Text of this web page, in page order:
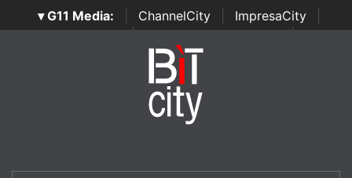
▾ G11 Media: ChannelCity ImpresaCity
SecurityOpenLab | Italian Channel Awards | Italian
Italian Security Awards